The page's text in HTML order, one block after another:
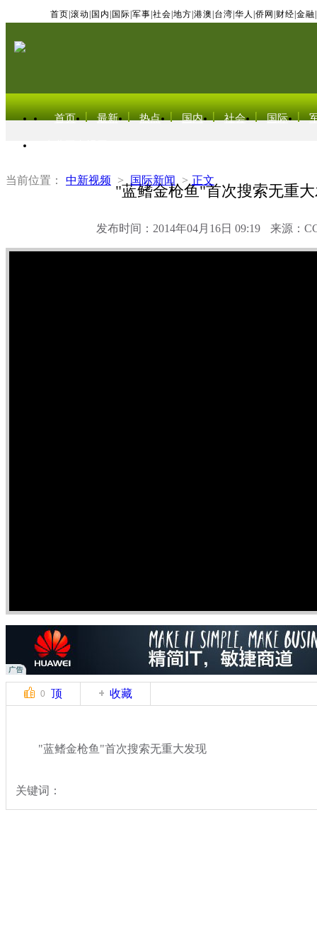
首页 滚动 国内 国际 军事 社会 地方 港澳 台湾 华人 侨网 财经 金融
首页 最新 热点 国内 社会 国际
当前位置： 中新视频 > 国际新闻 > 正文
"蓝鳍金枪鱼"首次搜索无重
发布时间：2014年04月16日 09:19 来源：
0 顶 收藏
"蓝鳍金枪鱼"首次搜索无重大发现
关键词：